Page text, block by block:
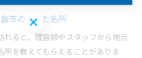
市の隠れた名所
れると、理容師やスタッフから地元
所を教えてもらえることがありま
問い合わせはこちら